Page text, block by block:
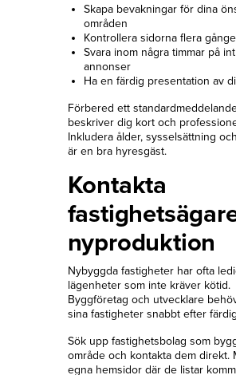
Skapa bevakningar för dina
områden
Kontrollera sidorna flera
Svara inom några timmar på
annonser
Ha en färdig presentation av
Förbered ett
beskriver dig kort och
Inkludera ålder, sysselsättning
är en bra hyresgäst.
Kontakta
nyproduktion
Nybyggda fastigheter har ofta
lägenheter som inte kräver kötid.
Byggföretag och utvecklare
sina fastigheter snabbt efter
Sök upp fastighetsbolag som
område och kontakta dem direkt.
egna hemsidor där de listar